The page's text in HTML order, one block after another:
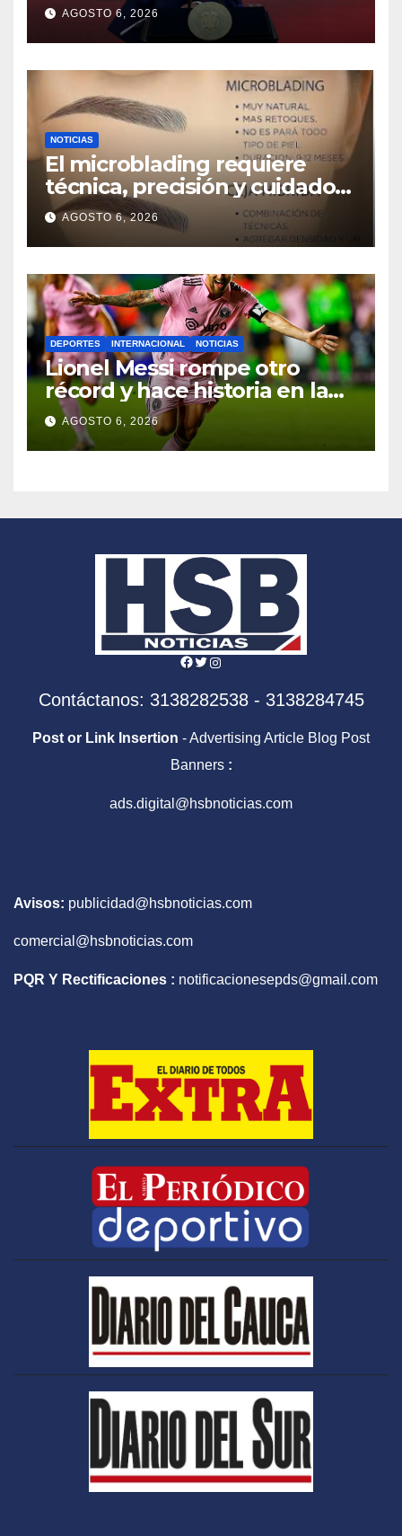
AGOSTO 6, 2026
NOTICIAS
El microblading requiere
técnica, precisión y cuidados
para lograr resultados
naturales
AGOSTO 6, 2026
DEPORTES INTERNACIONAL NOTICIAS
Lionel Messi rompe otro
récord y hace historia en la
Leagues Cup con Inter Miami
AGOSTO 6, 2026
Facebook
Twitter
Instagram
Contáctanos: 3138282538 - 3138284745
Post or Link Insertion - Advertising Article Blog Post
Banners :
ads.digital@hsbnoticias.com
Avisos: publicidad@hsbnoticias.com
comercial@hsbnoticias.com
PQR Y Rectificaciones : notificacionesepds@gmail.com